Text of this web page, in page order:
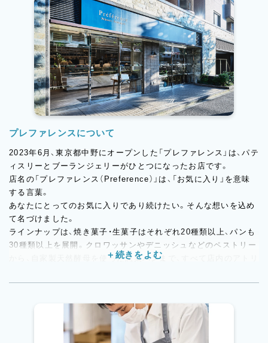
プレファレンスについて
2023年6月、東京都中野にオープンした「プレファレンス」は、パテ
ィスリーとブーランジェリーがひとつになったお店です。
店名の「プレファレンス（Preference）」は、「お気に入り」を意味
する言葉。
あなたにとってのお気に入りであり続けたい。そんな想いを込め
て名づけました。
ラインナップは、焼き菓子・生菓子はそれぞれ20種類以上、パンも
30種類以上を展開。クロワッサンやデニッシュなどのペストリー
から、自家製天然酵母を使った惣菜パンまで、すべて店内のアトリ
景を間近に見ることができ、できたてのおいしさをその場で味わ
「美味しいという嬉しさを大切に、美味しさを磨き続ける」。
今日も“おいしいという幸せ”を届けるため、真摯にお菓子とパン
に向き合っています。